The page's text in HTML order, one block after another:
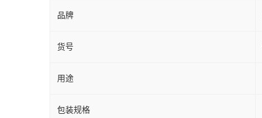
品牌
货号
用途
包装规格